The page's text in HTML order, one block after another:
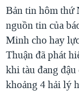
tới
"Tìm"
VẠCH TRẦN TIN
NGƯỜI VIỆT HẢI
ĐỜI SỐNG
KINH TẾ
KHOA HỌC
CHIẾN TRANH
HÀNH TRÌNH
MỘT NĂM CHIẾN
GIẢI MÃ VÀNH
NGÀY TỊ NẠN
HỌC TIẾNG ANH
VIDEO
NGHE
MẠNG XÃ HỘI
Bản tin hôm thứ
nguồn tin của
Minh cho hay
Thuận đã phát
khi tàu đang
khoảng 4 hải lý